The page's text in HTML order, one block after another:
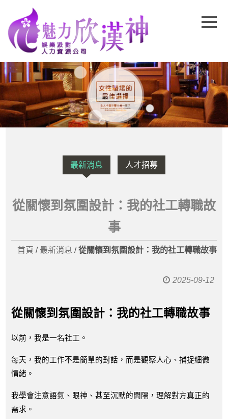
最新消息 人才招募
從關懷到氛圍設計：我的社工轉職故
事
首頁 / 最新消息 /從關懷到氛圍設計：我的社工轉職故事
2025-09-12
從關懷到氛圍設計：我的社工轉職故事
以前，我是一名社工。
每天，我的工作不是簡單的對話，而是觀察人心、捕捉細微
情緒。
我學會注意語氣、眼神、甚至沉默的間隔，理解對方真正的
需求。